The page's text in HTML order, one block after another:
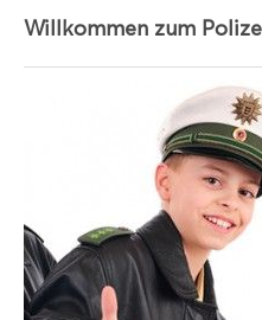
Willkommen zum